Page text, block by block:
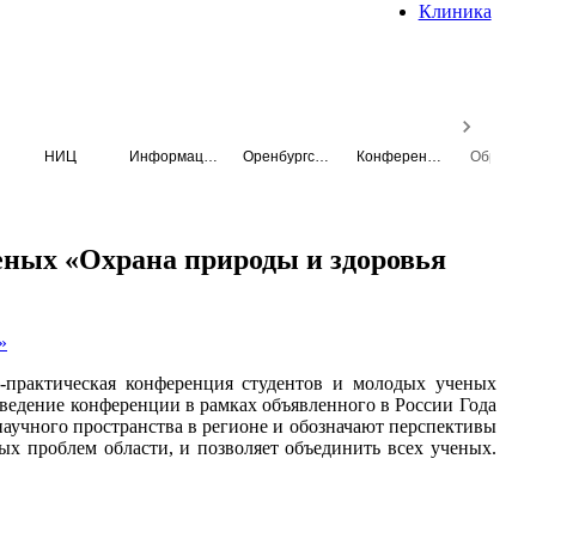
Клиника
НИЦ
«Охрана природы и здоровья
конференция студентов и молодых ученых
конференции в рамках объявленного в России Года
пространства в регионе и обозначают перспективы
проблем области, и позволяет объединить всех ученых.